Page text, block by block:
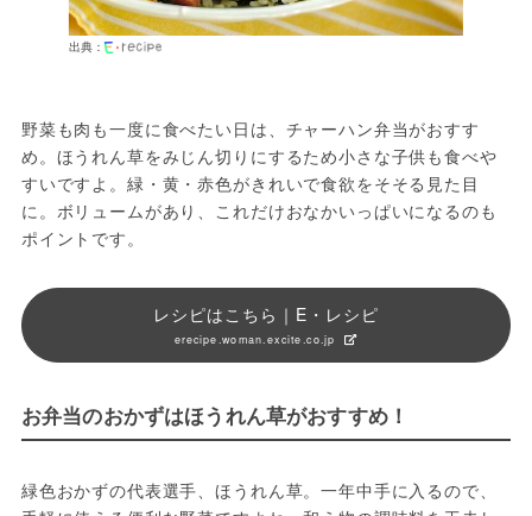
出典：
野菜も肉も一度に食べたい日は、チャーハン弁当がおすす
め。ほうれん草をみじん切りにするため小さな子供も食べや
すいですよ。緑・黄・赤色がきれいで食欲をそそる見た目
に。ボリュームがあり、これだけおなかいっぱいになるのも
ポイントです。
レシピはこちら｜E・レシピ
erecipe.woman.excite.co.jp
お弁当のおかずはほうれん草がおすすめ！
緑色おかずの代表選手、ほうれん草。一年中手に入るので、